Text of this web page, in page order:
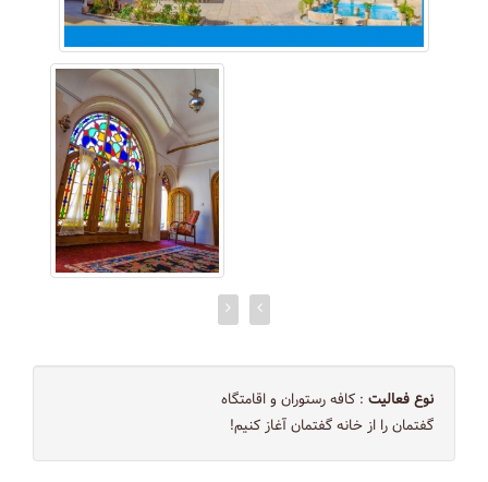
نوع فعالیت : کافه رستوران و اقامتگاه
گفتمان را از خانه‌ گفتمان آغاز کنیم!